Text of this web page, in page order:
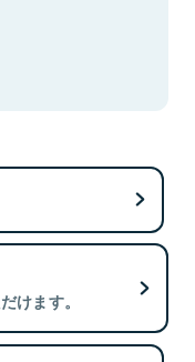
けます。